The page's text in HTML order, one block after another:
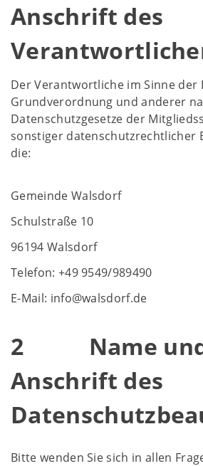
Anschrift des
Der Verantwortliche im Sinne der
Grundverordnung und anderer
Datenschutzgesetze der
sonstiger datenschutzrechtlicher
die:
Gemeinde Walsdorf
Schulstraße 10
96194 Walsdorf
Telefon: +49 9549/989490
E-Mail: info@walsdorf.de
2 Name
Anschrift des
Bitte wenden Sie sich in allen